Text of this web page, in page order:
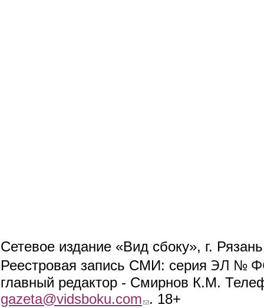
Сетевое издание «Вид сбоку», г.
Реестровая запись СМИ: серия ЭЛ №
главный редактор - Смирнов К.М.
gazeta@vidsboku.com (link sends e-mail)
. 18+